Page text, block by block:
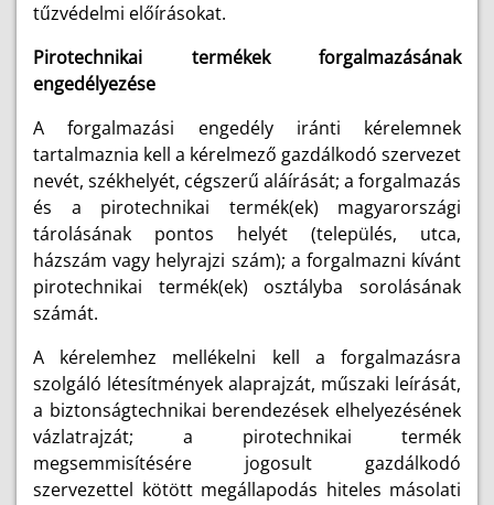
tűzvédelmi előírásokat.
Pirotechnikai termékek forgalmazásának
engedélyezése
A forgalmazási engedély iránti kérelemnek
tartalmaznia kell a kérelmező gazdálkodó szervezet
nevét, székhelyét, cégszerű aláírását; a forgalmazás
és a pirotechnikai termék(ek) magyarországi
tárolásának pontos helyét (település, utca,
házszám vagy helyrajzi szám); a forgalmazni kívánt
pirotechnikai termék(ek) osztályba sorolásának
számát.
A kérelemhez mellékelni kell a forgalmazásra
szolgáló létesítmények alaprajzát, műszaki leírását,
a biztonságtechnikai berendezések elhelyezésének
vázlatrajzát; a pirotechnikai termék
megsemmisítésére jogosult gazdálkodó
szervezettel kötött megállapodás hiteles másolati